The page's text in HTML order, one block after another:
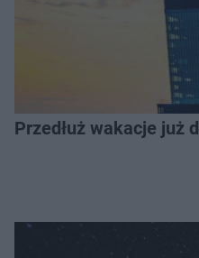
Przedłuż wakacje już